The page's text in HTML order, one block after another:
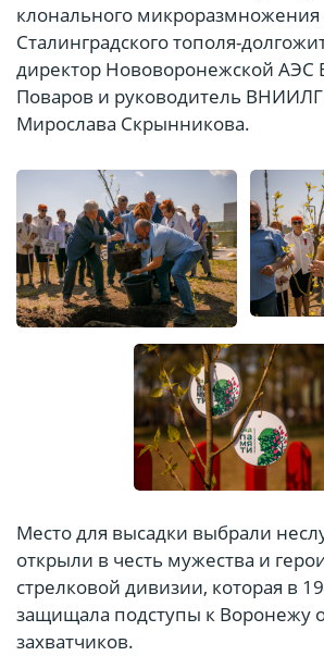
клонального микроразмножения
Сталинградского тополя-
директор Нововоронежской АЭС
Поваров и руководитель
Мирослава Скрынникова.
Место для высадки выбрали
открыли в честь мужества и
стрелковой дивизии, которая в
защищала подступы к Воронежу
захватчиков.